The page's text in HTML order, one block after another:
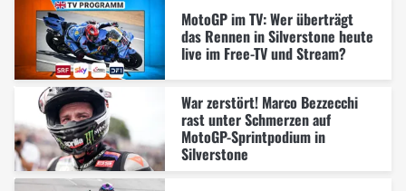
MotoGP im TV: Wer überträgt
das Rennen in Silverstone heute
live im Free-TV und Stream?
War zerstört! Marco Bezzecchi
rast unter Schmerzen auf
MotoGP-Sprintpodium in
Silverstone